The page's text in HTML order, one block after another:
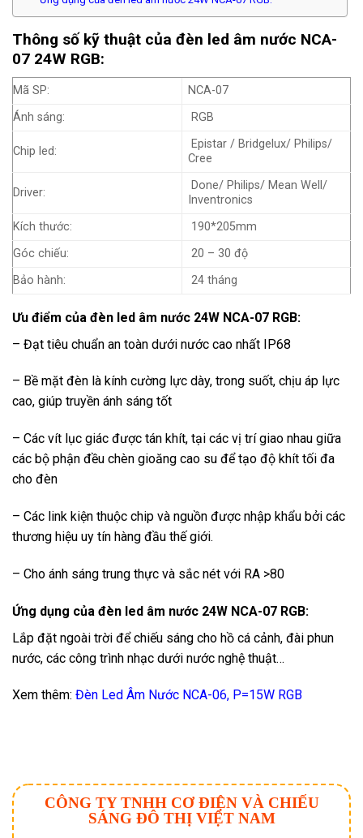
Thông số kỹ thuật của đèn led âm nước NCA-
07 24W RGB:
Mã SP:
NCA-07
Ánh sáng:
RGB
Chip led:
Epistar / Bridgelux/ Philips/
Cree
Driver:
Done/ Philips/ Mean Well/
Inventronics
Kích thước:
190*205mm
Góc chiếu:
20 – 30 độ
Bảo hành:
24 tháng
Ưu điểm của đèn led âm nước 24W NCA-07 RGB:
– Đạt tiêu chuẩn an toàn dưới nước cao nhất IP68
– Bề mặt đèn là kính cường lực dày, trong suốt, chịu áp lực
cao, giúp truyền ánh sáng tốt
– Các vít lục giác được tán khít, tại các vị trí giao nhau giữa
các bộ phận đều chèn gioăng cao su để tạo độ khít tối đa
cho đèn
– Các link kiện thuộc chip và nguồn được nhập khẩu bởi các
thương hiệu uy tín hàng đầu thế giới.
– Cho ánh sáng trung thực và sắc nét với RA >80
Ứng dụng của đèn led âm nước 24W NCA-07 RGB:
Lắp đặt ngoài trời để chiếu sáng cho hồ cá cảnh, đài phun
nước, các công trình nhạc dưới nước nghệ thuật…
Xem thêm: Đèn Led Âm Nước NCA-06, P=15W RGB
CÔNG TY TNHH CƠ ĐIỆN VÀ CHIẾU
SÁNG ĐÔ THỊ VIỆT NAM